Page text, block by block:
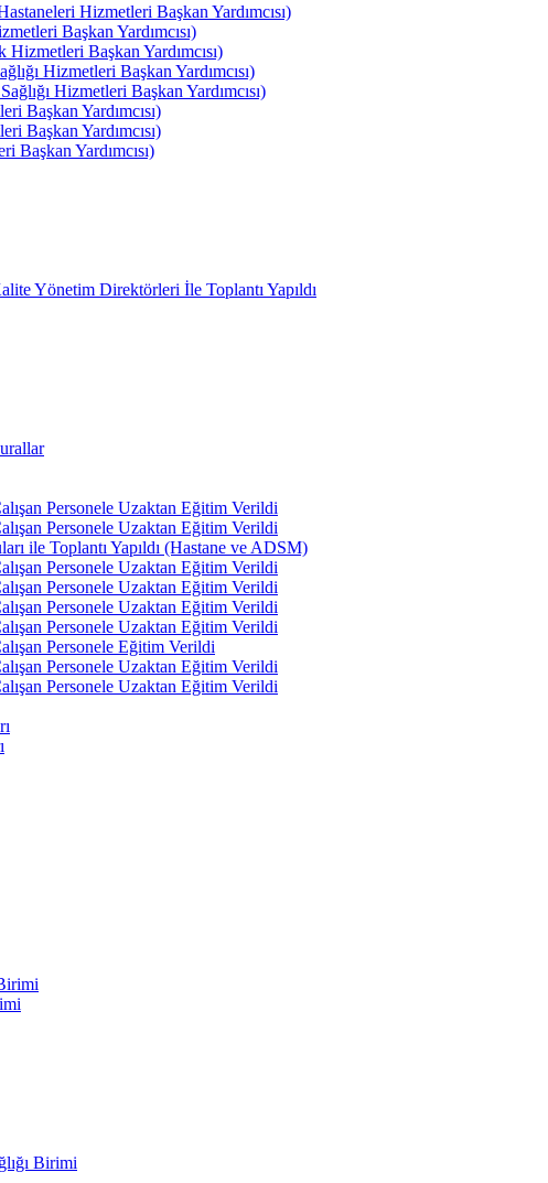
Hizmetleri Başkan Yardımcısı)
Başkan Yardımcısı)
Başkan Yardımcısı)
Hizmetleri Başkan Yardımcısı)
Hizmetleri Başkan Yardımcısı)
Başkan Yardımcısı)
Başkan Yardımcısı)
Yardımcısı)
Yönetim Direktörleri İle Toplantı Yapıldı
Personele Uzaktan Eğitim Verildi
Personele Uzaktan Eğitim Verildi
ile Toplantı Yapıldı (Hastane ve ADSM)
Personele Uzaktan Eğitim Verildi
Personele Uzaktan Eğitim Verildi
Personele Uzaktan Eğitim Verildi
Personele Uzaktan Eğitim Verildi
Personele Eğitim Verildi
Personele Uzaktan Eğitim Verildi
Personele Uzaktan Eğitim Verildi
Birimi